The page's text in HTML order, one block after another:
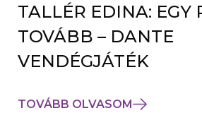
TALLÉR EDINA: EGY
TOVÁBB – DANTE
VENDÉGJÁTÉK
TOVÁBB OLVASOM